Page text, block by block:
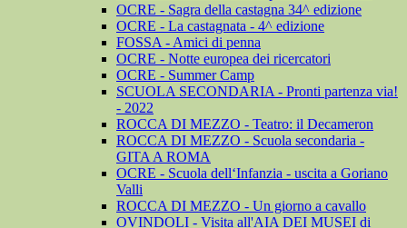
OCRE - Sagra della castagna 34^ edizione
OCRE - La castagnata - 4^ edizione
FOSSA - Amici di penna
OCRE - Notte europea dei ricercatori
OCRE - Summer Camp
SCUOLA SECONDARIA - Pronti partenza via!
- 2022
ROCCA DI MEZZO - Teatro: il Decameron
ROCCA DI MEZZO - Scuola secondaria -
GITA A ROMA
OCRE - Scuola dell‘Infanzia - uscita a Goriano
Valli
ROCCA DI MEZZO - Un giorno a cavallo
OVINDOLI - Visita all'AIA DEI MUSEI di